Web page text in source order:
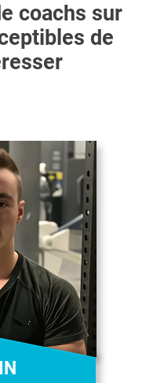
coachs sur
de